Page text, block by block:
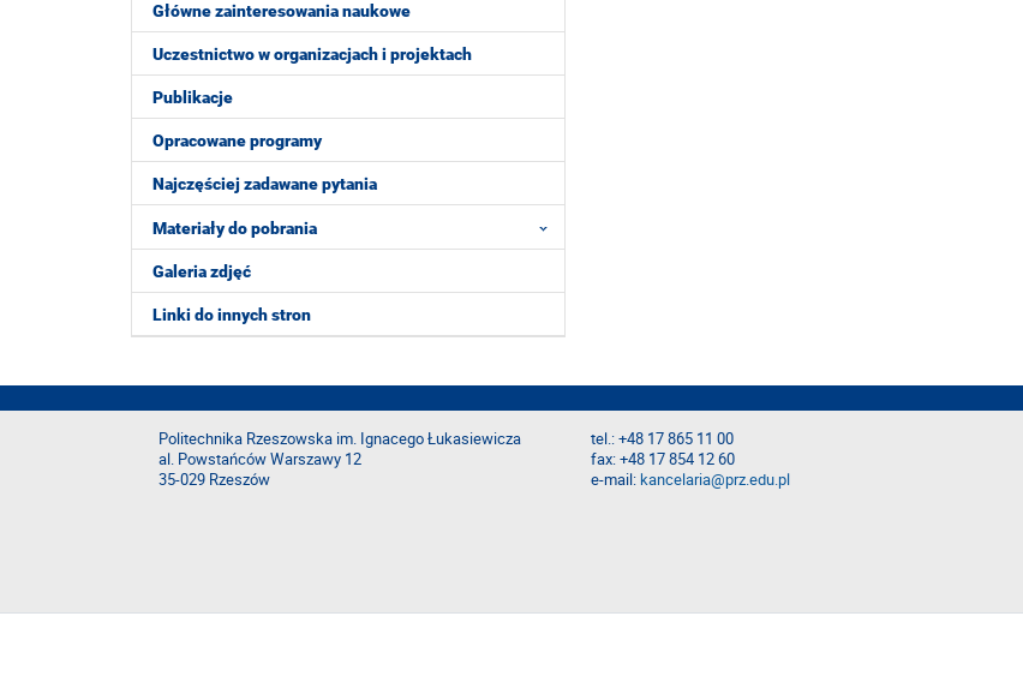
Główne zainteresowania naukowe
Uczestnictwo w organizacjach i projektach
Publikacje
Opracowane programy
Najczęściej zadawane pytania
Materiały do pobrania
Galeria zdjęć
Linki do innych stron
Politechnika Rzeszowska im. Ignacego Łukasiewicza
al. Powstańców Warszawy 12
35-029 Rzeszów
tel.: +48 17 865 11 00
fax: +48 17 854 12 60
e-mail:kancelaria@prz.edu.pl